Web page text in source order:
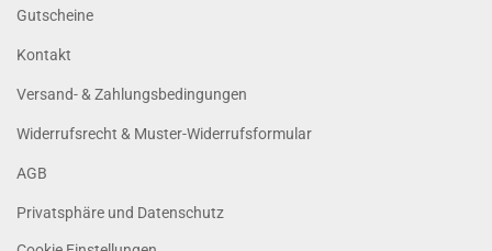
Gutscheine
Kontakt
Versand- & Zahlungsbedingungen
Widerrufsrecht & Muster-Widerrufsformular
AGB
Privatsphäre und Datenschutz